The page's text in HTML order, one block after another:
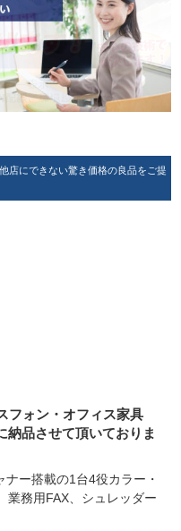
店にできない驚き価格の良品をご提
フォン・オフィス家具
納品させて頂いておりま
ー搭載の1台4役カラー・
業務用FAX、シュレッダー